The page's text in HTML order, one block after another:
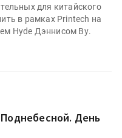
для китайского
в рамках Printech на
Hyde Дэннисом Ву.
День